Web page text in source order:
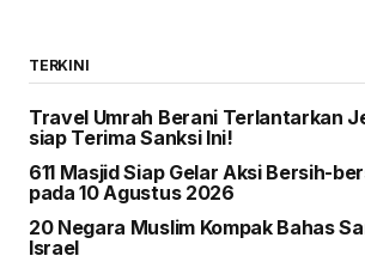
TERKINI
Travel Umrah Berani Terlantarkan
siap Terima Sanksi Ini!
611 Masjid Siap Gelar Aksi Bersih-
pada 10 Agustus 2026
20 Negara Muslim Kompak Bahas
Israel